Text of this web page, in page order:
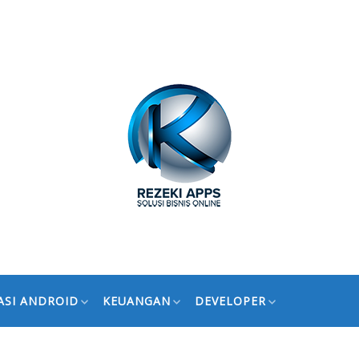
ANDROID KEUANGAN DEVELOPER